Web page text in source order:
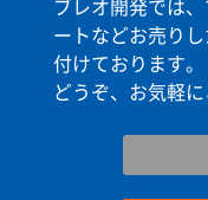
ブレオ開発では
ートなどお売り
付けております。
どうぞ、お気軽に